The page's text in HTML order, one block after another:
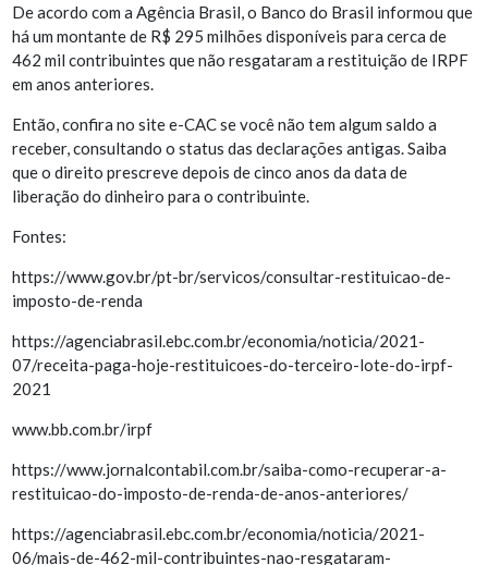
De acordo com a Agência Brasil, o Banco do Brasil informou que
há um montante de R$ 295 milhões disponíveis para cerca de
462 mil contribuintes que não resgataram a restituição de IRPF
em anos anteriores.
Então, confira no site e-CAC se você não tem algum saldo a
receber, consultando o status das declarações antigas. Saiba
que o direito prescreve depois de cinco anos da data de
liberação do dinheiro para o contribuinte.
Fontes:
https://www.gov.br/pt-br/servicos/consultar-restituicao-de-
imposto-de-renda
https://agenciabrasil.ebc.com.br/economia/noticia/2021-
07/receita-paga-hoje-restituicoes-do-terceiro-lote-do-irpf-
2021
www.bb.com.br/irpf
https://www.jornalcontabil.com.br/saiba-como-recuperar-a-
restituicao-do-imposto-de-renda-de-anos-anteriores/
https://agenciabrasil.ebc.com.br/economia/noticia/2021-
06/mais-de-462-mil-contribuintes-nao-resgataram-